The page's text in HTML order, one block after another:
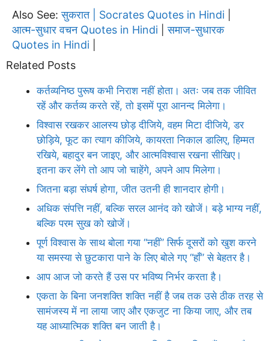
Also See:सुकरात | Socrates Quotes in Hindi
आत्म-सुधार वचन Quotes in Hindi |समाज-सुधारक
Quotes in Hindi
Related Posts
कर्तव्यनिष्ठ पुरूष कभी निराश नहीं होता। अतः जब तक जीवित
रहें और कर्तव्य करते रहें, तो इसमें पूरा आनन्द मिलेगा।
विश्वास रखकर आलस्य छोड़ दीजिये, वहम मिटा दीजिये, डर
छोड़िये, फूट का त्याग कीजिये, कायरता निकाल डालिए, हिम्मत
रखिये, बहादुर बन जाइए, और आत्मविश्वास रखना सीखिए।
इतना कर लेंगे तो आप जो चाहेंगे, अपने आप मिलेगा।
जितना बड़ा संघर्ष होगा, जीत उतनी ही शानदार होगी।
अधिक संपत्ति नहीं, बल्कि सरल आनंद को खोजें। बड़े भाग्य नहीं,
बल्कि परम सुख को खोजें।
पूर्ण विश्वास के साथ बोला गया “नहीं” सिर्फ दूसरों को खुश करने
या समस्या से छुटकारा पाने के लिए बोले गए “हाँ” से बेहतर है।
आप आज जो करते हैं उस पर भविष्य निर्भर करता है।
एकता के बिना जनशक्ति शक्ति नहीं है जब तक उसे ठीक तरह से
सामंजस्य में ना लाया जाए और एकजुट ना किया जाए, और तब
यह आध्यात्मिक शक्ति बन जाती है।